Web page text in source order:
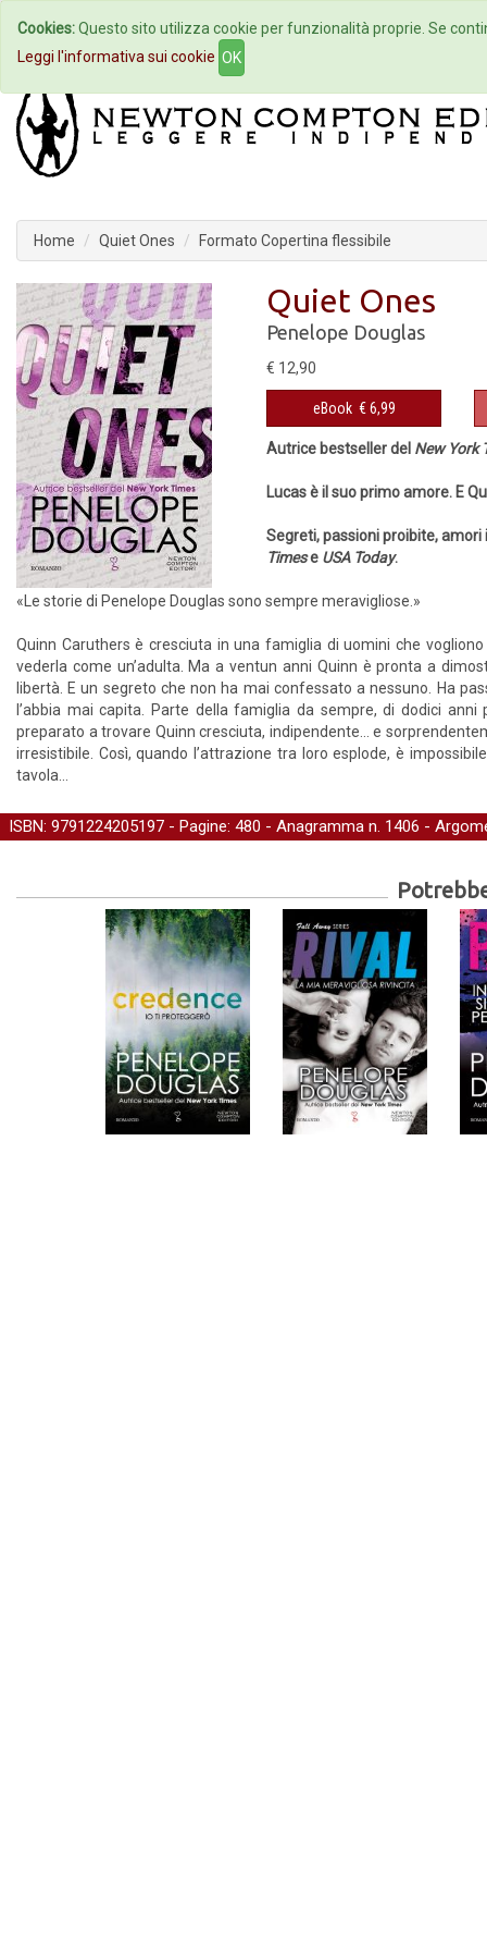
Home Autori Eventi
Home Quiet Ones Formato Copertina flessibile
Quiet Ones
Penelope Douglas
€ 12,90
eBook € 6,99
Autrice bestseller del New York
Lucas è il suo primo amore. E
Segreti, passioni proibite,
Timese USA Today.
«Le storie di Penelope Douglas sono sempre meravigliose.»
Quinn Caruthers è cresciuta in una famiglia di uomini che
vederla come un’adulta. Ma a ventun anni Quinn è pronta a
libertà. E un segreto che non ha mai confessato a nessuno. Ha
l’abbia mai capita. Parte della famiglia da sempre, di dodici
preparato a trovare Quinn cresciuta, indipendente… e
irresistibile. Così, quando l’attrazione tra loro esplode, è
tavola…
ISBN: 9791224205197 - Pagine: 480 - Anagramma n. 1406 -
Cookies:Questo sito utilizza cookie per funzionalità proprie. Se
Leggi l'informativa sui cookie OK